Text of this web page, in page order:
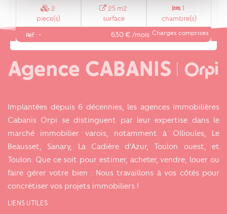
2
piece(s)
25 m2
surface
1
chambre(s)
Réf : - 630 € /mois Charges comprises
Implantées depuis 6 décennies, les agences immobilières
Cabanis Orpi se distinguent par leur expertise dans le
marché immobilier varois, notamment à Ollioules, Le
Beausset, Sanary, La Cadière d'Azur, Toulon ouest, et
Toulon. Que ce soit pour estimer, acheter, vendre, louer ou
faire gérer votre bien : Nous travaillons à vos côtés pour
concrétiser vos projets immobiliers !
LIENS UTILES